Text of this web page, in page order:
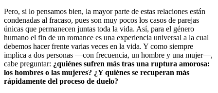
Pero, si lo pensamos bien, la mayor parte de estas relaciones están
condenadas al fracaso, pues son muy pocos los casos de parejas
únicas que permanecen juntas toda la vida. Así, para el género
humano el fin de un romance es una experiencia universal a la cual
debemos hacer frente varias veces en la vida. Y como siempre
implica a dos personas —con frecuencia, un hombre y una mujer—,
cabe preguntar: ¿quiénes sufren más tras una ruptura amorosa:
los hombres o las mujeres? ¿Y quiénes se recuperan más
rápidamente del proceso de duelo?